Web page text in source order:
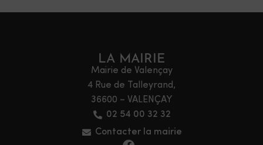
LA MAIRIE
Mairie de Valençay
4 Rue de Talleyrand,
36600 – VALENÇAY
02 54 00 32 32
Contacter la mairie